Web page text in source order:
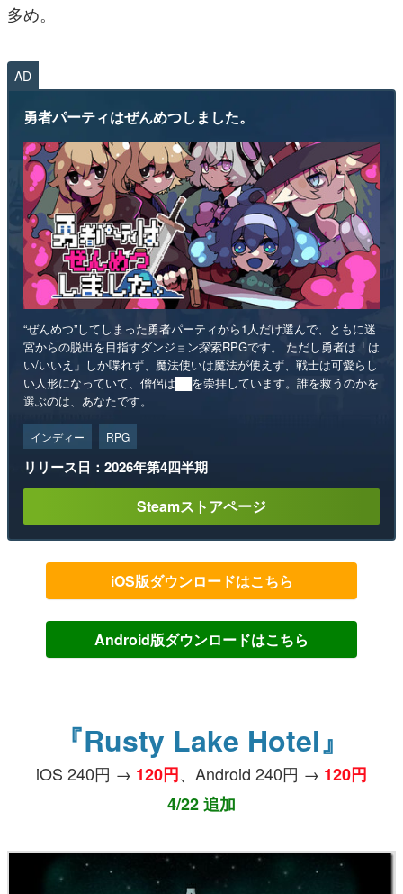
多め。
AD
勇者パーティはぜんめつしました。
“ぜんめつ”してしまった勇者パーティから1人だけ選んで、ともに迷
宮からの脱出を目指すダンジョン探索RPGです。 ただし勇者は「は
い/いいえ」しか喋れず、魔法使いは魔法が使えず、戦士は可愛らし
い人形になっていて、僧侶は██を崇拝しています。誰を救うのかを
選ぶのは、あなたです。
インディー RPG
リリース日：2026年第4四半期
Steamストアページ
iOS版ダウンロードはこちら
Android版ダウンロードはこちら
『Rusty Lake Hotel』
iOS 240円 → 120円、Android 240円 → 120円
4/22 追加